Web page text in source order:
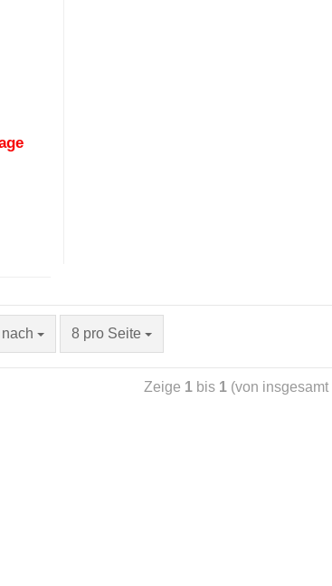
8 pro Seite
Zeige 1bis 1(von insgesamt